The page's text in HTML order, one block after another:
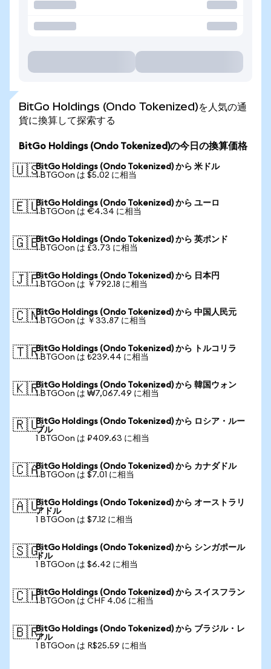
BitGo Holdings (Ondo Tokenized)を人気の通
貨に換算して探索する
BitGo Holdings (Ondo Tokenized)の今日の換算価格
🇺🇸BitGo Holdings (Ondo Tokenized) から 米ドル
1 BTGOon は $5.02 に相当
🇪🇺BitGo Holdings (Ondo Tokenized) から ユーロ
1 BTGOon は €4.34 に相当
🇬🇧BitGo Holdings (Ondo Tokenized) から 英ポンド
1 BTGOon は £3.73 に相当
🇯🇵BitGo Holdings (Ondo Tokenized) から 日本円
1 BTGOon は ￥792.18 に相当
🇨🇳BitGo Holdings (Ondo Tokenized) から 中国人民元
1 BTGOon は ￥33.87 に相当
🇹🇷BitGo Holdings (Ondo Tokenized) から トルコリラ
1 BTGOon は ₺239.44 に相当
🇰🇷BitGo Holdings (Ondo Tokenized) から 韓国ウォン
1 BTGOon は ₩7,067.49 に相当
🇷🇺BitGo Holdings (Ondo Tokenized) から ロシア・ルー
ブル
1 BTGOon は ₽409.63 に相当
🇨🇦BitGo Holdings (Ondo Tokenized) から カナダドル
1 BTGOon は $7.01 に相当
🇦🇺BitGo Holdings (Ondo Tokenized) から オーストラリ
アドル
1 BTGOon は $7.12 に相当
🇸🇬BitGo Holdings (Ondo Tokenized) から シンガポール
ドル
1 BTGOon は $6.42 に相当
🇨🇭BitGo Holdings (Ondo Tokenized) から スイスフラン
1 BTGOon は CHF 4.06 に相当
🇧🇷BitGo Holdings (Ondo Tokenized) から ブラジル・レ
アル
1 BTGOon は R$25.59 に相当